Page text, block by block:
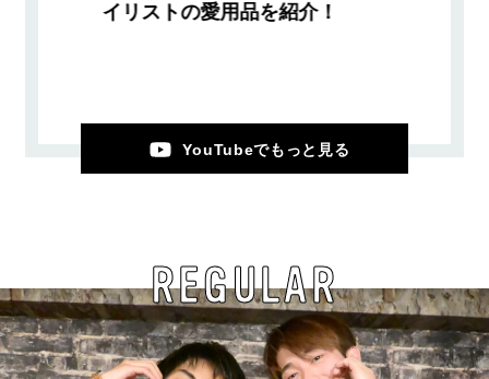
イリストの愛用品を紹介！
YouTubeでもっと見る
REGULAR